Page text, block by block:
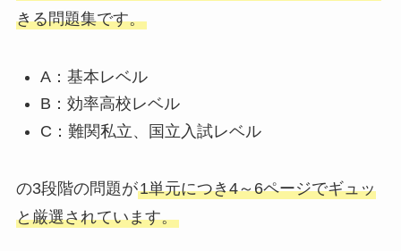
きる問題集です。
A：基本レベル
B：効率高校レベル
C：難関私立、国立入試レベル
の3段階の問題が1単元につき4～6ページでギュッ
と厳選されています。